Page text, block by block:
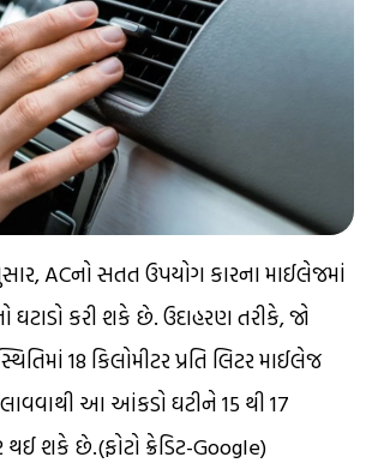
ACનો સતત ઉપયોગ કારના માઈલેજમાં
ઘટાડો કરી શકે છે. ઉદાહરણ તરીકે, જો
18 કિલોમીટર પ્રતિ લિટર માઈલેજ
આ આંકડો ઘટીને 15 થી 17
થઈ શકે છે.(ફોટો ક્રેડિટ-Google)